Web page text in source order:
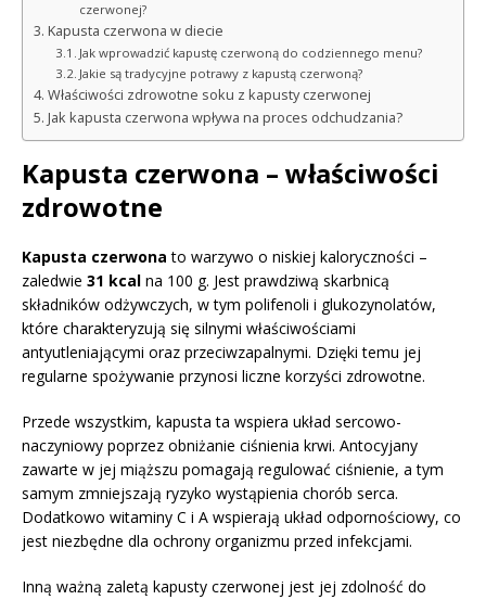
czerwonej?
Kapusta czerwona w diecie
Jak wprowadzić kapustę czerwoną do codziennego menu?
Jakie są tradycyjne potrawy z kapustą czerwoną?
Właściwości zdrowotne soku z kapusty czerwonej
Jak kapusta czerwona wpływa na proces odchudzania?
Kapusta czerwona – właściwości
zdrowotne
Kapusta czerwona to warzywo o niskiej kaloryczności –
zaledwie 31 kcal na 100 g. Jest prawdziwą skarbnicą
składników odżywczych, w tym polifenoli i glukozynolatów,
które charakteryzują się silnymi właściwościami
antyutleniającymi oraz przeciwzapalnymi. Dzięki temu jej
regularne spożywanie przynosi liczne korzyści zdrowotne.
Przede wszystkim, kapusta ta wspiera układ sercowo-
naczyniowy poprzez obniżanie ciśnienia krwi. Antocyjany
zawarte w jej miąższu pomagają regulować ciśnienie, a tym
samym zmniejszają ryzyko wystąpienia chorób serca.
Dodatkowo witaminy C i A wspierają układ odpornościowy, co
jest niezbędne dla ochrony organizmu przed infekcjami.
Inną ważną zaletą kapusty czerwonej jest jej zdolność do